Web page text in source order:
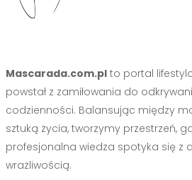
Mascarada.com.plto portal
powstał z zamiłowania do
codzienności. Balansując między
sztuką życia, tworzymy przestrzeń,
profesjonalna wiedza spotyka się z
wrażliwością.